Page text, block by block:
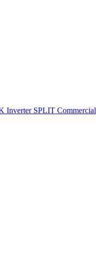
Inverter SPLIT Commercial